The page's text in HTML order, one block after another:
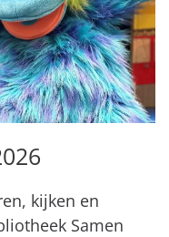
kijken en
Samen